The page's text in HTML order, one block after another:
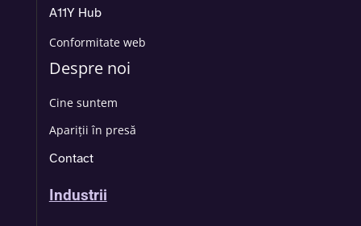
A11Y Hub
Conformitate web
Despre noi
Cine suntem
Apariții în presă
Contact
Industrii